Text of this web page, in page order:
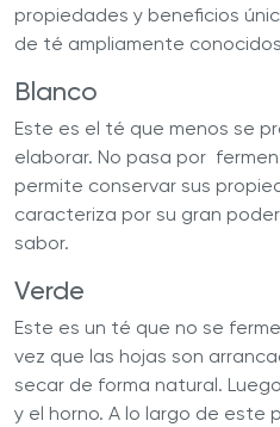
propiedades y beneficios
de té ampliamente
Blanco
Este es el té que menos se
elaborar. No pasa por
permite conservar sus
caracteriza por su gran
sabor.
Verde
Este es un té que no se
vez que las hojas son
secar de forma natural.
y el horno. A lo largo de este